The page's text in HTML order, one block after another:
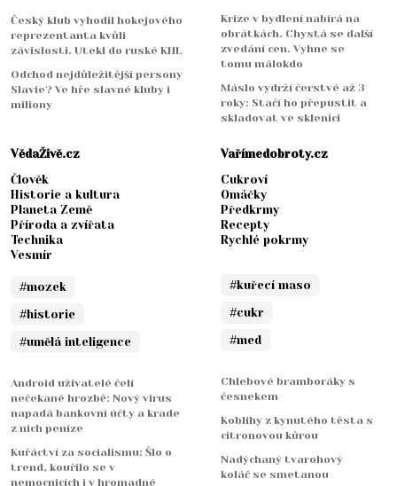
Český klub vyhodil hokejového
reprezentanta kvůli
závislosti. Utekl do ruské KHL
Odchod nejdůležitější persony
Slavie? Ve hře slavné kluby i
miliony
Krize v bydlení nabírá na
obrátkách. Chystá se další
zvedání cen. Vyhne se
tomu málokdo
Máslo vydrží čerstvé až 3
roky: Stačí ho přepustit a
skladovat ve sklenici
VědaŽivě.cz
Člověk
Historie a kultura
Planeta Země
Příroda a zvířata
Technika
Vesmír
#mozek
#historie
#umělá inteligence
Android uživatelé čelí
nečekané hrozbě: Nový virus
napadá bankovní účty a krade
z nich peníze
Kuřáctví za socialismu: Šlo o
trend, kouřilo se v
nemocnicích i v hromadné
Vařímedobroty.cz
Cukroví
Omáčky
Předkrmy
Recepty
Rychlé pokrmy
#kuřecí maso
#cukr
#med
Chlebové bramboráky s
česnekem
Koblihy z kynutého těsta s
citronovou kůrou
Nadýchaný tvarohový
koláč se smetanou